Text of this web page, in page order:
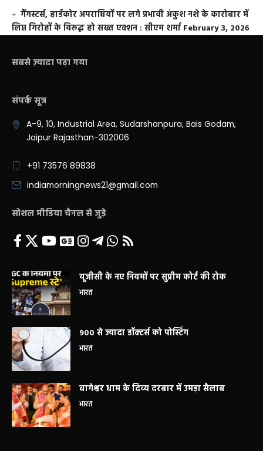
गैंगस्टर्स, हार्डकोर अपराधियों पर लगे प्रभावी अंकुश नशे के कारोबार में
लिप्त गिरोहों के विरूद्ध हो सख्त एक्शन : सीएम शर्मा February 3, 2026
सबसे ज़्यादा पढ़ा गया
संपर्क सूत्र
A-9, 10, Industrial Area, Sudarshanpura, Bais Godam,
Jaipur Rajasthan-302006
+91 73576 89838
indiamorningnews21@gmail.com
सोशल मीडिया चैनल से जुड़े
यूजीसी के नए नियमों पर सुप्रीम कोर्ट की रोक
भारत
900 से ज्यादा डॉक्टर्स को पोस्टिंग
भारत
बागेश्वर धाम के दिव्य दरबार में उमड़ा सैलाब
भारत